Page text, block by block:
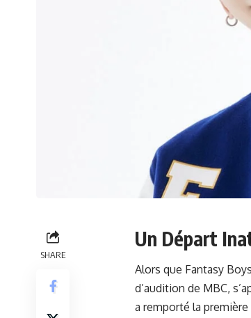
SHARE
Un Départ
Alors que Fantasy
d’audition de MBC,
a remporté la